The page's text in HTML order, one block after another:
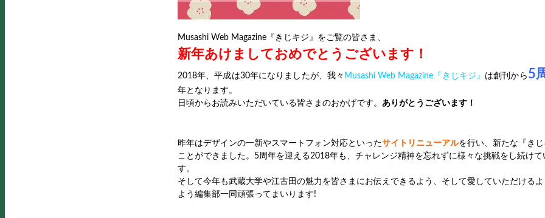
Musashi Web Magazine『きじキジ』をご覧の皆さま、
新年あけましておめでとうございます！
2018年、平成は30年になりましたが、我々 Musashi Web Magazine『きじキジ』 は創刊から 5
年となります。
日頃からお読みいただいている皆さまのおかげです。 ありがとうございます！
昨年はデザインの一新やスマートフォン対応といったサイトリニューアルを行い、新たな『き
ことができました。5周年を迎える2018年も、チャレンジ精神を忘れずに様々な挑戦をし続けて
す。
そして今年も武蔵大学や江古田の魅力を皆さまにお伝えできるよう、そして愛していただける
よう編集部一同頑張ってまいります!